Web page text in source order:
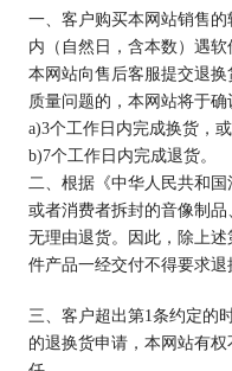
一、客户购买本网站销售
内（自然日，含本数）遇
本网站向售后客服提交退
质量问题的，本网站将于确
a)3个工作日内完成换货，或
b)7个工作日内完成退货。
二、根据《中华人民共和
或者消费者拆封的音像制
无理由退货。因此，除上
件产品一经交付不得要求退
三、客户超出第1条约定的
的退换货申请，本网站有